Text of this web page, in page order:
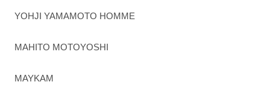
YOHJI YAMAMOTO HOMME
MAHITO MOTOYOSHI
MAYKAM